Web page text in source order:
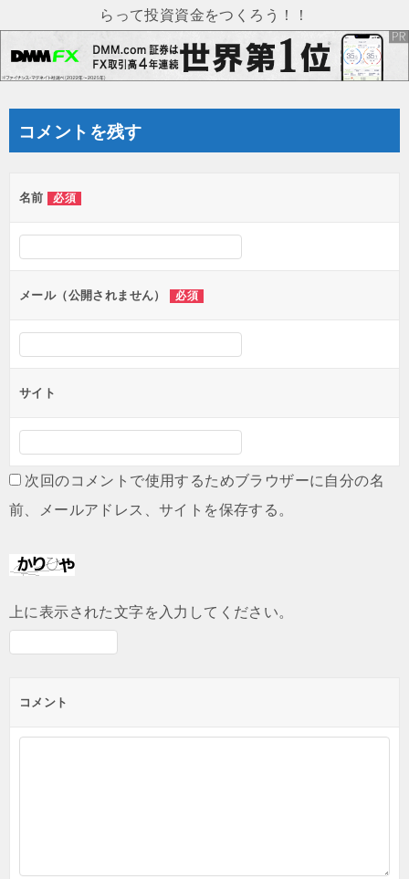
ョ
ン
らって投資資金をつくろう！！
コメントを残す
名前 必須
メール（公開されません） 必須
サイト
次回のコメントで使用するためブラウザーに自分の名
前、メールアドレス、サイトを保存する。
上に表示された文字を入力してください。
コメント